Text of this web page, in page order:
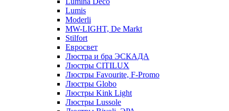
Lumis
Moderli
MW-LIGHT, De Markt
Stilfort
Евросвет
Люстра и бра ЭСКАДА
Люстры CITILUX
Люстры Favourite, F-Promo
Люстры Globo
Люстры Kink Light
Люстры Lussole